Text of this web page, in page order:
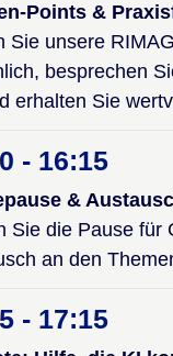
Points &
Sie unsere
besprechen
erhalten Sie
- 16:15
&
Sie die Pause für
an den
- 17:15